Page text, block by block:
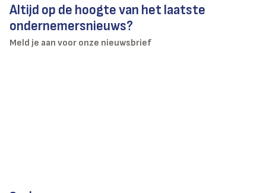
Altijd op de hoogte van het laatste
ondernemersnieuws?
Meld je aan voor onze nieuwsbrief